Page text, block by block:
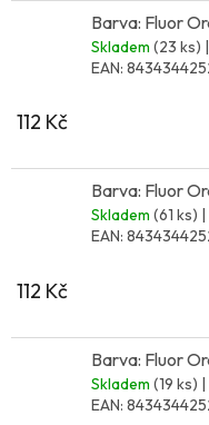
Barva: Fluor
Skladem (23 ks)
EAN:
112 Kč
Barva: Fluor
Skladem (61 ks)
EAN:
112 Kč
Barva: Fluor
Skladem (19 ks)
EAN: